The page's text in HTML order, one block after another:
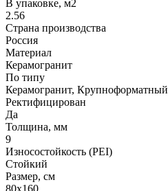
В упаковке, м2
2.56
Страна производства
Россия
Материал
Керамогранит
По типу
Керамогранит, Крупноформатный
Ректифицирован
Да
Толщина, мм
9
Износостойкость (PEI)
Стойкий
Размер, см
80х160